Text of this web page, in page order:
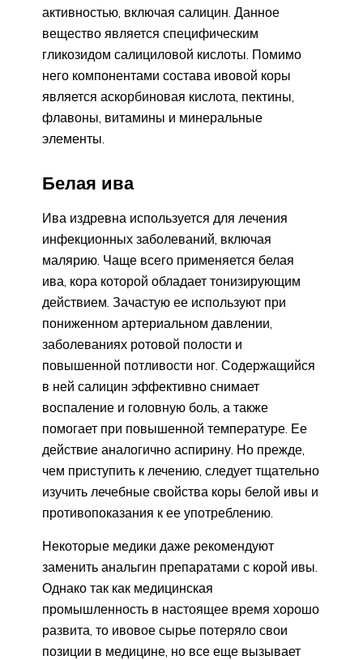
активностью, включая салицин. Данное
вещество является специфическим
гликозидом салициловой кислоты. Помимо
него компонентами состава ивовой коры
является аскорбиновая кислота, пектины,
флавоны, витамины и минеральные
элементы.
Белая ива
Ива издревна используется для лечения
инфекционных заболеваний, включая
малярию. Чаще всего применяется белая
ива, кора которой обладает тонизирующим
действием. Зачастую ее используют при
пониженном артериальном давлении,
заболеваниях ротовой полости и
повышенной потливости ног. Содержащийся
в ней салицин эффективно снимает
воспаление и головную боль, а также
помогает при повышенной температуре. Ее
действие аналогично аспирину. Но прежде,
чем приступить к лечению, следует тщательно
изучить лечебные свойства коры белой ивы и
противопоказания к ее употреблению.
Некоторые медики даже рекомендуют
заменить анальгин препаратами с корой ивы.
Однако так как медицинская
промышленность в настоящее время хорошо
развита, то ивовое сырье потеряло свои
позиции в медицине, но все еще вызывает